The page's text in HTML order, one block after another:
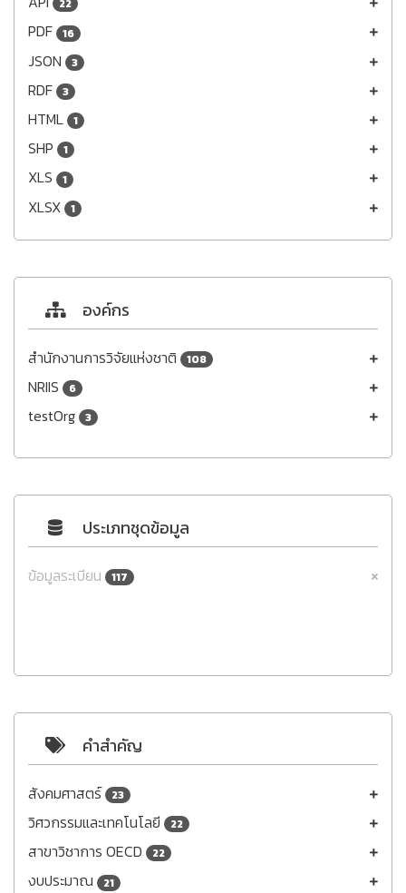
22
PDF 16
JSON 3
RDF 3
HTML 1
SHP 1
XLS 1
XLSX 1
องค์กร
สำนักงานการวิจัยแห่งชาติ 108
NRIIS 6
testOrg 3
ประเภทชุดข้อมูล
ข้อมูลระเบียน 117
คำสำคัญ
สังคมศาสตร์ 23
วิศวกรรมและเทคโนโลยี 22
สาขาวิชาการ OECD 22
งบประมาณ 21